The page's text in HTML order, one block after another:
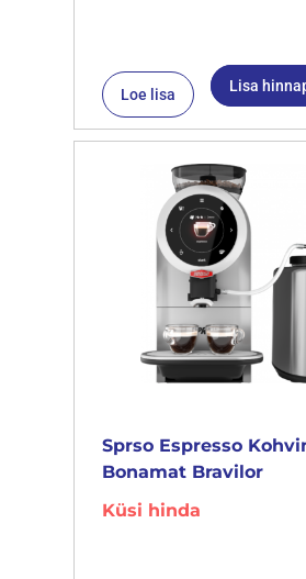
Loe lisa Lisa
Sprso Espresso
Bonamat Bravilor
Küsi hinda